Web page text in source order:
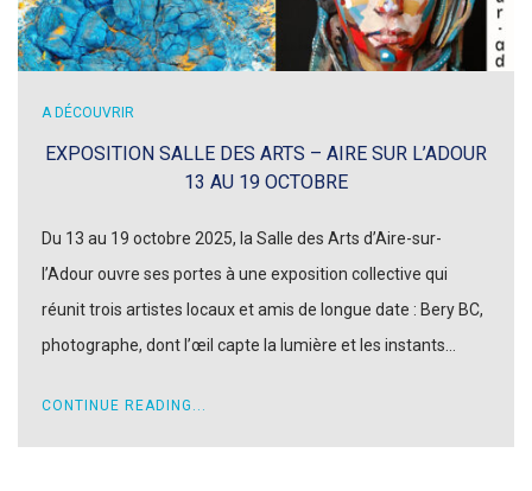
A DÉCOUVRIR
EXPOSITION SALLE DES ARTS – AIRE SUR L’ADOUR
13 AU 19 OCTOBRE
Du 13 au 19 octobre 2025, la Salle des Arts d’Aire-sur-
l’Adour ouvre ses portes à une exposition collective qui
réunit trois artistes locaux et amis de longue date : Bery BC,
photographe, dont l’œil capte la lumière et les instants…
CONTINUE READING...